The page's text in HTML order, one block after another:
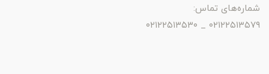
شماره‌های تماس:
۰۲۱۲۲۵۱۳۵۷۹ _ ۰۲۱۲۲۵۱۳۵۳۰